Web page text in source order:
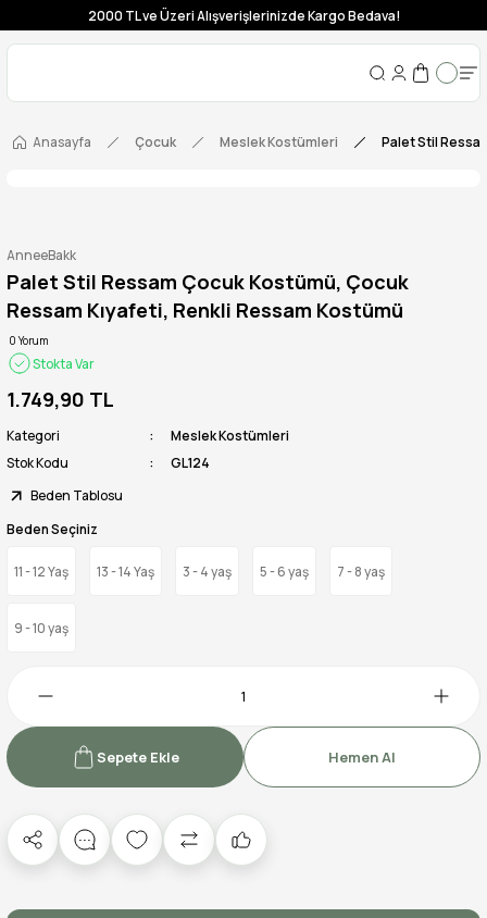
2000 TL ve Üzeri Alışverişlerinizde Kargo Bedava!
Anasayfa Çocuk Meslek Kostümleri Palet Stil
AnneeBakk
Palet Stil Ressam Çocuk Kostümü, Çocuk
Ressam Kıyafeti, Renkli Ressam Kostümü
0 Yorum
Stokta Var
1.749,90 TL
Kategori
Meslek Kostümleri
Stok Kodu
GL124
Beden Tablosu
Beden Seçiniz
11 - 12 Yaş 13 - 14 Yaş 3 - 4 yaş 5 - 6 yaş 7 - 8 yaş
9 - 10 yaş
Sepete Ekle Hemen Al